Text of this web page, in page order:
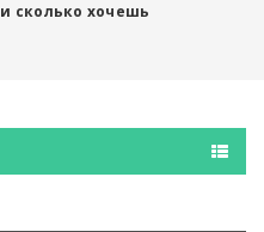
сколько хочешь